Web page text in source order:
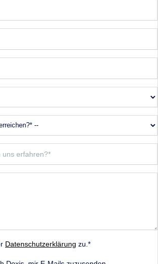
Datenschutzerklärung zu.*